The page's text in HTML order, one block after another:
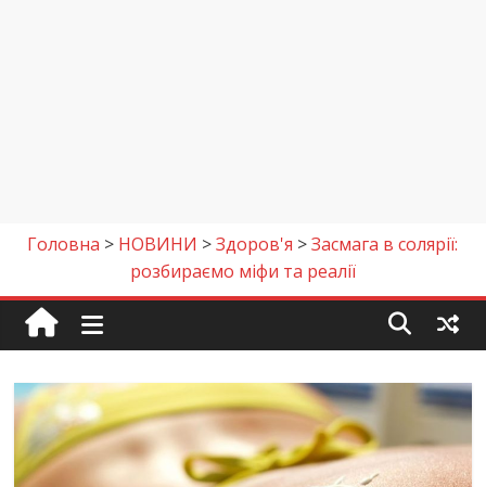
Головна > НОВИНИ >Здоров'я >Засмага в солярії:
розбираємо міфи та реалії